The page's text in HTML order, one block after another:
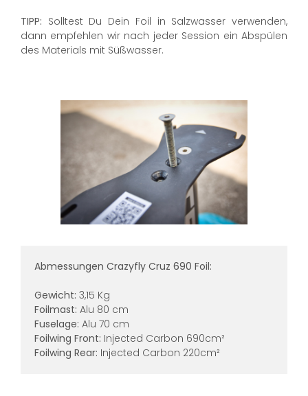
TIPP: Solltest Du Dein Foil in Salzwasser verwenden,
dann empfehlen wir nach jeder Session ein Abspülen
des Materials mit Süßwasser.
Abmessungen Crazyfly Cruz 690 Foil:
Gewicht: 3,15 Kg
Foilmast: Alu 80 cm
Fuselage: Alu 70 cm
Foilwing Front: Injected Carbon 690cm²
Foilwing Rear: Injected Carbon 220cm²